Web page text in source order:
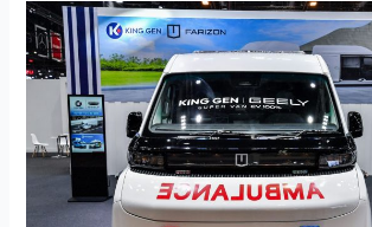
King
Gen
presents
Farizon
electric
van,
designed